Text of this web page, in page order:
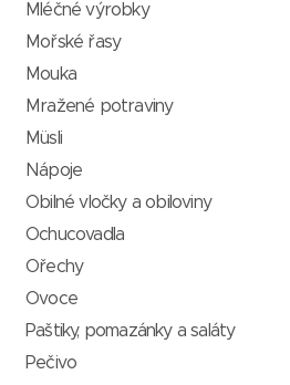
Mléčné výrobky
Mořské řasy
Mouka
Mražené potraviny
Müsli
Nápoje
Obilné vločky a obiloviny
Ochucovadla
Ořechy
Ovoce
Paštiky, pomazánky a saláty
Pečivo